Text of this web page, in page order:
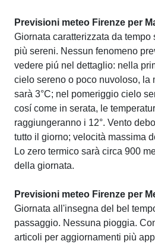
Previsioni meteo Firenze per
Giornata caratterizzata da
più sereni. Nessun fenomeno
vedere piú nel dettaglio: nella
cielo sereno o poco nuvoloso, la
sarà 3°C; nel pomeriggio cielo
cosí come in serata, le
raggiungeranno i 12°. Vento
tutto il giorno; velocità massima
Lo zero termico sarà circa 900
della giornata.
Previsioni meteo Firenze per
Giornata all'insegna del bel
passaggio. Nessuna pioggia.
articoli per aggiornamenti più